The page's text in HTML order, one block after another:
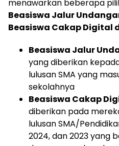
menawarkan beberapa
Beasiswa Jalur
Beasiswa Cakap Digital
Beasiswa Jalur
yang diberikan
lulusan SMA yang
sekolahnya
Beasiswa Cakap
diberikan pada
lulusan SMA/
2024, dan 2023 yang